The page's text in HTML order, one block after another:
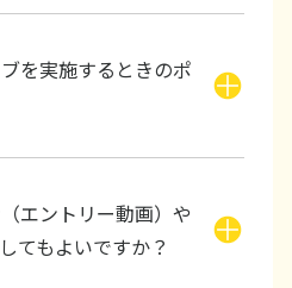
を実施するときのポ
エントリー動画）や
てもよいですか？